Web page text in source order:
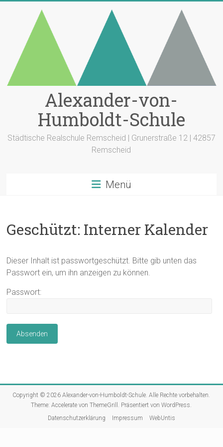
Alexander-von-
Humboldt-Schule
Städtische Realschule Remscheid | Grunerstraße 12 | 42857
Remscheid
Menü
Geschützt: Interner Kalender
Dieser Inhalt ist passwortgeschützt. Bitte gib unten das
Passwort ein, um ihn anzeigen zu können.
Passwort:
Copyright © 2026Alexander-von-Humboldt-Schule . Alle Rechte vorbehalten.
Theme:Accelerate von ThemeGrill. Präsentiert vonWordPress
Datenschutzerklärung
Impressum WebUntis